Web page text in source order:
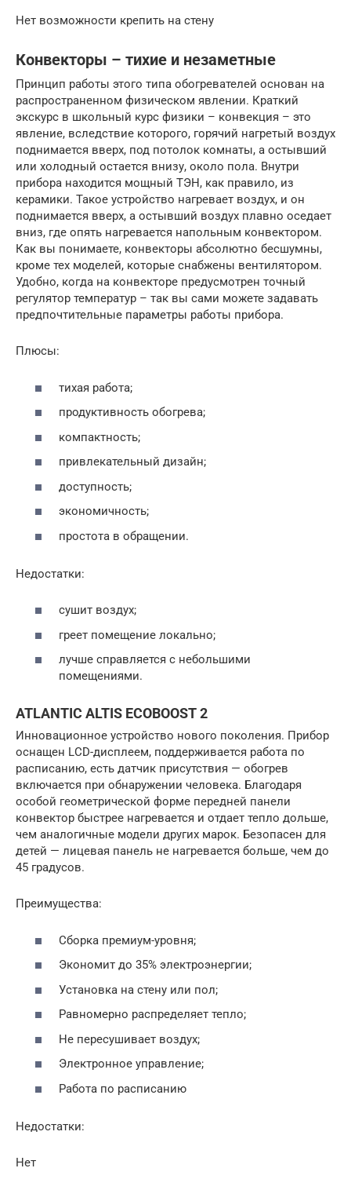
Нет возможности крепить на стену
Конвекторы – тихие и незаметные
Принцип работы этого типа обогревателей основан на
распространенном физическом явлении. Краткий
экскурс в школьный курс физики – конвекция – это
явление, вследствие которого, горячий нагретый воздух
поднимается вверх, под потолок комнаты, а остывший
или холодный остается внизу, около пола. Внутри
прибора находится мощный ТЭН, как правило, из
керамики. Такое устройство нагревает воздух, и он
поднимается вверх, а остывший воздух плавно оседает
вниз, где опять нагревается напольным конвектором.
Как вы понимаете, конвекторы абсолютно бесшумны,
кроме тех моделей, которые снабжены вентилятором.
Удобно, когда на конвекторе предусмотрен точный
регулятор температур – так вы сами можете задавать
предпочтительные параметры работы прибора.
Плюсы:
тихая работа;
продуктивность обогрева;
компактность;
привлекательный дизайн;
доступность;
экономичность;
простота в обращении.
Недостатки:
сушит воздух;
греет помещение локально;
лучше справляется с небольшими
помещениями.
ATLANTIC ALTIS ECOBOOST 2
Инновационное устройство нового поколения. Прибор
оснащен LCD-дисплеем, поддерживается работа по
расписанию, есть датчик присутствия — обогрев
включается при обнаружении человека. Благодаря
особой геометрической форме передней панели
конвектор быстрее нагревается и отдает тепло дольше,
чем аналогичные модели других марок. Безопасен для
детей — лицевая панель не нагревается больше, чем до
45 градусов.
Преимущества:
Сборка премиум-уровня;
Экономит до 35% электроэнергии;
Установка на стену или пол;
Равномерно распределяет тепло;
Не пересушивает воздух;
Электронное управление;
Работа по расписанию
Недостатки:
Нет